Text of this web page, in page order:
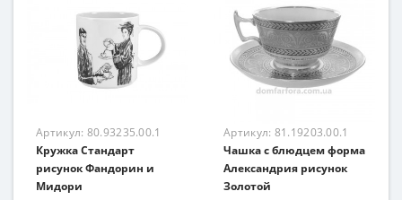
Артикул: 80.93235.00.1
Кружка Стандарт
рисунок Фандорин и
Мидори
Артикул: 81.19203.00.1
Чашка с блюдцем форма
Александрия рисунок
Золотой